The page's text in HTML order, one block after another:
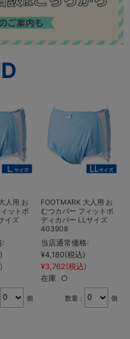
人用 お
ットボ
イズ
:
個
FOOTMARK 大人用 お
むつカバー フィットボ
ディカバー LLサイズ
403908
当店通常価格:
¥4,180(税込)
¥3,762(税込)
在庫 ○
数量： 個